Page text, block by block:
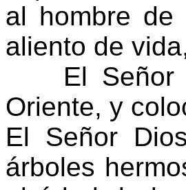
al hombre
aliento de
El Señor
Oriente, y
El Señor
árboles